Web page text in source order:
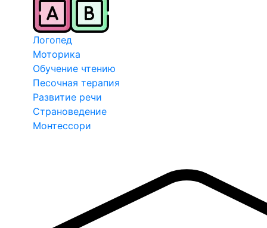
Логопед
Моторика
Обучение чтению
Песочная терапия
Развитие речи
Страноведение
Монтессори